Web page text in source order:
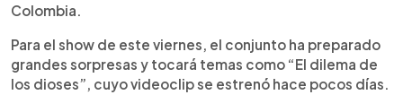
Colombia.
Para el show de este viernes, el conjunto ha preparado
grandes sorpresas y tocará temas como “El dilema de
los dioses”, cuyo videoclip se estrenó hace pocos días.